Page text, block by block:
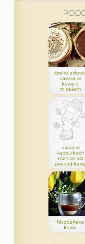
czekoladowa
kawka vs
kawa z
mlekiem
kawa w
kapsułkach
różnice od
zwykłej
hiszpańska
kawa